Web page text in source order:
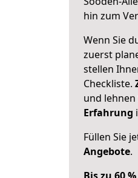
hin zum
Wenn Sie
zuerst
stellen
Checkliste.
und lehnen
Erfahrung
Füllen Sie
Angebote.